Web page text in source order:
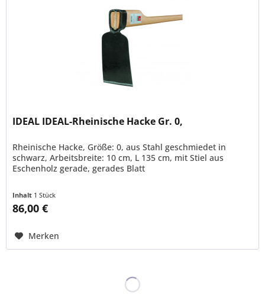
IDEAL IDEAL-Rheinische Hacke Gr. 0,
Rheinische Hacke, Größe: 0, aus Stahl geschmiedet in
schwarz, Arbeitsbreite: 10 cm, L 135 cm, mit Stiel aus
Eschenholz gerade, gerades Blatt
Inhalt 1 Stück
86,00 €
Merken